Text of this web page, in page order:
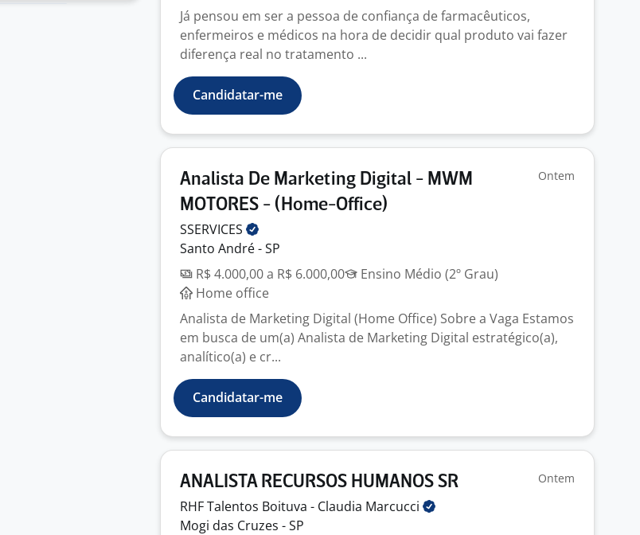
Já pensou em ser a pessoa de confiança de farmacêuticos,
enfermeiros e médicos na hora de decidir qual produto vai fazer
diferença real no tratamento ...
Candidatar-me
Analista De Marketing Digital - MWM
MOTORES - (Home-Office)
Ontem
SSERVICES
Santo André - SP
R$ 4.000,00 a R$ 6.000,00
Ensino Médio (2º Grau)
Home office
Analista de Marketing Digital (Home Office) Sobre a Vaga Estamos
em busca de um(a) Analista de Marketing Digital estratégico(a),
analítico(a) e cr...
Candidatar-me
ANALISTA RECURSOS HUMANOS SR Ontem
RHF Talentos Boituva - Claudia Marcucci
Mogi das Cruzes - SP